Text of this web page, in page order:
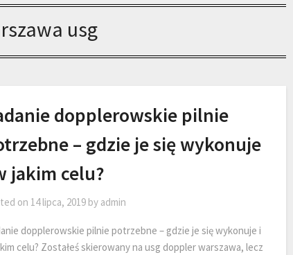
usg
dopplerowskie pilnie
– gdzie je się wykonuje
jakim celu?
on 14 lipca, 2019by admin
dopplerowskie pilnie potrzebne – gdzie je się wykonuje i
celu? Zostałeś skierowany na usg doppler warszawa, lecz